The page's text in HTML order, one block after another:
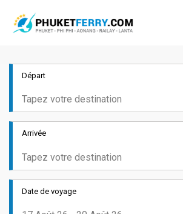
Départ
Arrivée
Date de voyage